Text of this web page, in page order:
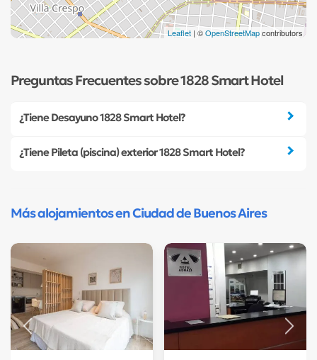
Leaflet | ©OpenStreetMapcontributors
Preguntas Frecuentes sobre 1828 Smart Hotel
¿Tiene Desayuno 1828 Smart Hotel?
¿Tiene Pileta (piscina) exterior 1828 Smart Hotel?
Más alojamientos en Ciudad de Buenos Aires